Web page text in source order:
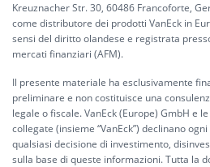
Kreuznacher Str. 30, 60486 Francoforte,
come distributore dei prodotti VanEck in
sensi del diritto olandese e registrata
mercati finanziari (AFM).
Il presente materiale ha esclusivamente
preliminare e non costituisce una
legale o fiscale. VanEck (Europe) GmbH e
collegate (insieme “VanEck”) declinano
qualsiasi decisione di investimento,
sulla base di queste informazioni. Tutta la